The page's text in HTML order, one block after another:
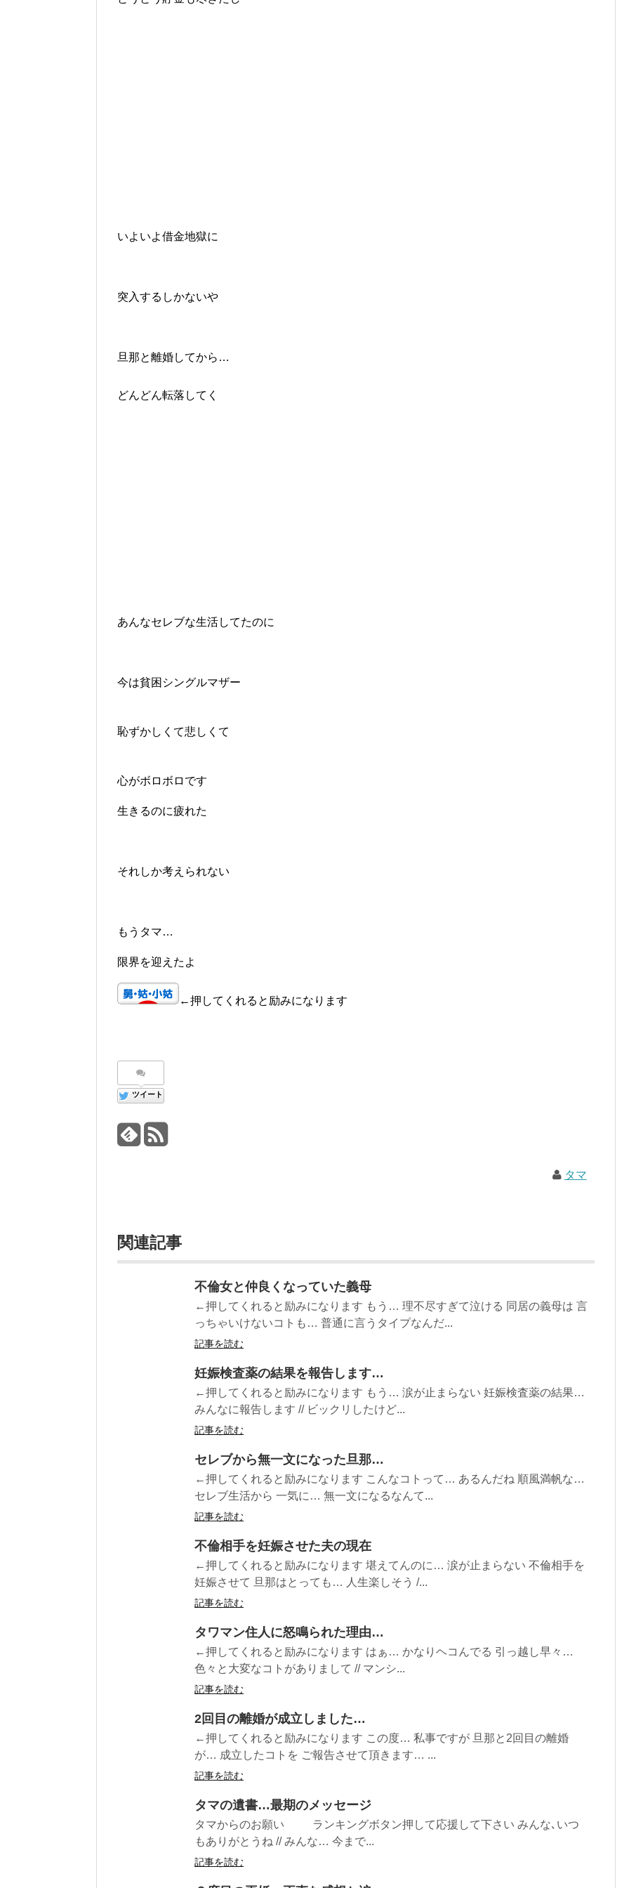
いよいよ借金地獄に
突入するしかないや
旦那と離婚してから…
どんどん転落してく
あんなセレブな生活してたのに
今は貧困シングルマザー
恥ずかしくて悲しくて
心がボロボロです
生きるのに疲れた
それしか考えられない
もうタマ…
限界を迎えたよ
←押してくれると励みになります
ツイート
タマ
関連記事
不倫女と仲良くなっていた義母
←押してくれると励みになります もう… 理不尽すぎて泣ける 同居の義母は 言
っちゃいけないコトも… 普通に言うタイプなんだ...
記事を読む
妊娠検査薬の結果を報告します…
←押してくれると励みになります もう… 涙が止まらない 妊娠検査薬の結果…
みんなに報告します // ビックリしたけど...
記事を読む
セレブから無一文になった旦那…
←押してくれると励みになります こんなコトって… あるんだね 順風満帆な…
セレブ生活から 一気に… 無一文になるなんて...
記事を読む
不倫相手を妊娠させた夫の現在
←押してくれると励みになります 堪えてんのに… 涙が止まらない 不倫相手を
妊娠させて 旦那はとっても… 人生楽しそう /...
記事を読む
タワマン住人に怒鳴られた理由…
←押してくれると励みになります はぁ… かなりヘコんでる 引っ越し早々…
色々と大変なコトがありまして // マンシ...
記事を読む
2回目の離婚が成立しました…
←押してくれると励みになります この度… 私事ですが 旦那と2回目の離婚
が… 成立したコトを ご報告させて頂きます… ...
記事を読む
タマの遺書…最期のメッセージ
タマからのお願い ランキングボタン押して応援して下さい みんな､いつ
もありがとうね // みんな… 今まで...
記事を読む